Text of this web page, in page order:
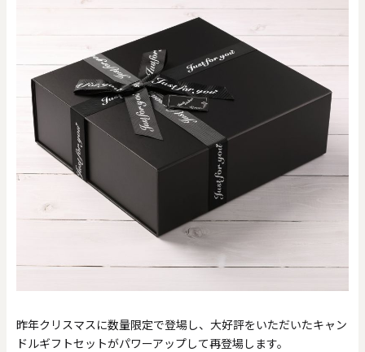
昨年クリスマスに数量限定で登場し、大好評をいただいたキャン
ドルギフトセットがパワーアップして再登場します。